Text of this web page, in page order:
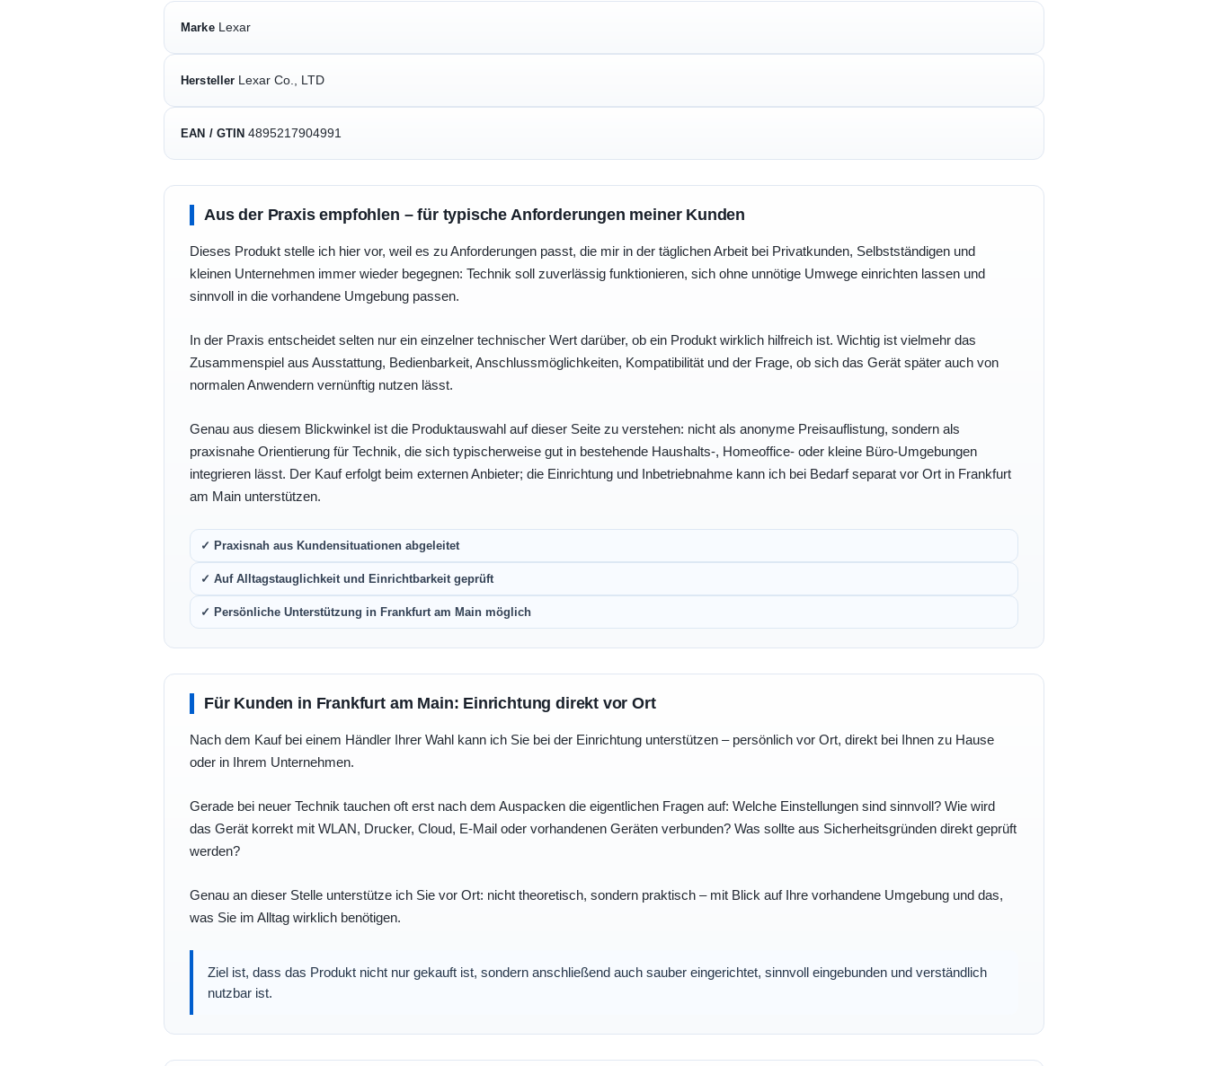
Marke Lexar
Hersteller Lexar Co., LTD
EAN / GTIN 4895217904991
Aus der Praxis empfohlen – für typische Anforderungen meiner Kunden
Dieses Produkt stelle ich hier vor, weil es zu Anforderungen passt, die mir in der täglichen Arbeit bei Privatkunden, Selbstständigen und
kleinen Unternehmen immer wieder begegnen: Technik soll zuverlässig funktionieren, sich ohne unnötige Umwege einrichten lassen und
sinnvoll in die vorhandene Umgebung passen.
In der Praxis entscheidet selten nur ein einzelner technischer Wert darüber, ob ein Produkt wirklich hilfreich ist. Wichtig ist vielmehr das
Zusammenspiel aus Ausstattung, Bedienbarkeit, Anschlussmöglichkeiten, Kompatibilität und der Frage, ob sich das Gerät später auch von
normalen Anwendern vernünftig nutzen lässt.
Genau aus diesem Blickwinkel ist die Produktauswahl auf dieser Seite zu verstehen: nicht als anonyme Preisauflistung, sondern als
praxisnahe Orientierung für Technik, die sich typischerweise gut in bestehende Haushalts-, Homeoffice- oder kleine Büro-Umgebungen
integrieren lässt. Der Kauf erfolgt beim externen Anbieter; die Einrichtung und Inbetriebnahme kann ich bei Bedarf separat vor Ort in Frankfurt
am Main unterstützen.
✓ Praxisnah aus Kundensituationen abgeleitet
✓ Auf Alltagstauglichkeit und Einrichtbarkeit geprüft
✓ Persönliche Unterstützung in Frankfurt am Main möglich
Für Kunden in Frankfurt am Main: Einrichtung direkt vor Ort
Nach dem Kauf bei einem Händler Ihrer Wahl kann ich Sie bei der Einrichtung unterstützen – persönlich vor Ort, direkt bei Ihnen zu Hause
oder in Ihrem Unternehmen.
Gerade bei neuer Technik tauchen oft erst nach dem Auspacken die eigentlichen Fragen auf: Welche Einstellungen sind sinnvoll? Wie wird
das Gerät korrekt mit WLAN, Drucker, Cloud, E-Mail oder vorhandenen Geräten verbunden? Was sollte aus Sicherheitsgründen direkt geprüft
werden?
Genau an dieser Stelle unterstütze ich Sie vor Ort: nicht theoretisch, sondern praktisch – mit Blick auf Ihre vorhandene Umgebung und das,
was Sie im Alltag wirklich benötigen.
Ziel ist, dass das Produkt nicht nur gekauft ist, sondern anschließend auch sauber eingerichtet, sinnvoll eingebunden und verständlich
nutzbar ist.